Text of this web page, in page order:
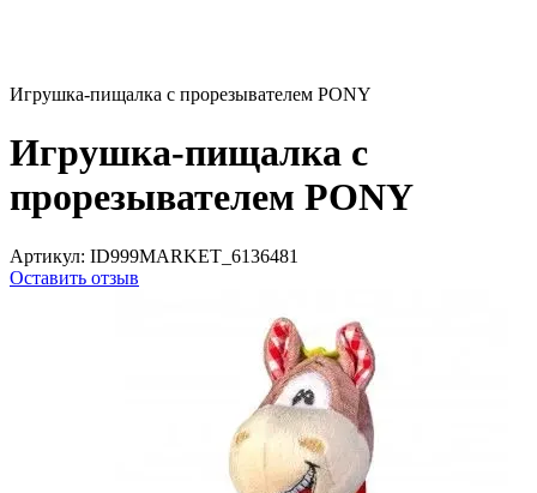
Игрушка-пищалка с прорезывателем PONY
Игрушка-пищалка с
прорезывателем PONY
Артикул: ID999MARKET_6136481
Оставить отзыв